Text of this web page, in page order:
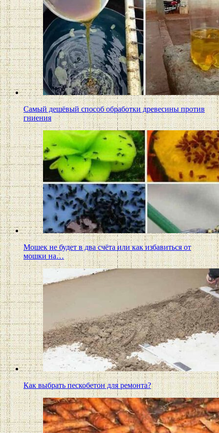
Самый дешёвый способ обработки древесины против
гниения
Мошек не будет в два счёта или как избавиться от
мошки на…
Как выбрать пескобетон для ремонта?